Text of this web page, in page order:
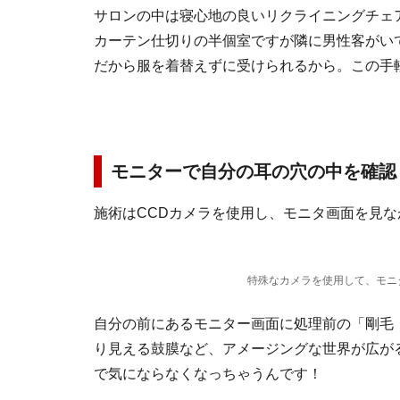
サロンの中は寝心地の良いリクライニングチェ
カーテン仕切りの半個室ですが隣に男性客が
だから服を着替えずに受けられるから。この
モニターで自分の耳の穴の中を確
施術はCCDカメラを使用し、モニタ画面を見
特殊なカメラを使用して、モ
自分の前にあるモニター画面に処理前の「剛
り見える鼓膜など、アメージングな世界が広
で気にならなくなっちゃうんです！